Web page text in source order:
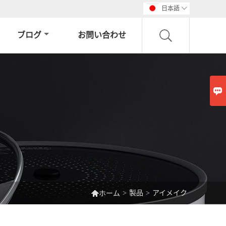
日本語 
ブログ お問い合わせ
ホーム > 製品 > アイメイク
